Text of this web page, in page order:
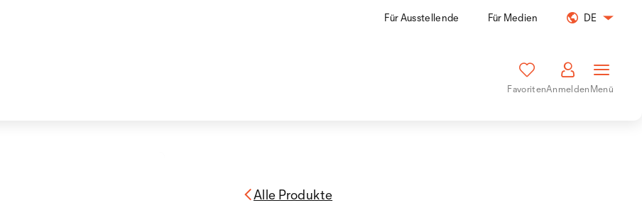
Für Ausstellende Für Medien DE
FavoritenAnmeldenMenü
Alle Produkte